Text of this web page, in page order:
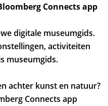
Connects app
digitale museumgids.
activiteiten
museumgids.
achter kunst en natuur?
Connects app